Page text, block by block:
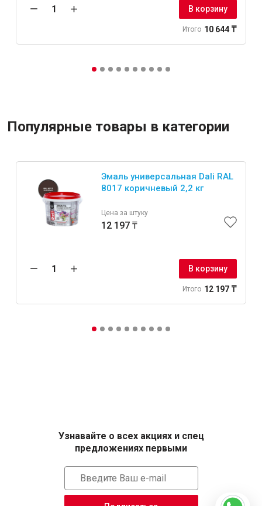
В корзину
Итого 10 644 ₸
Популярные товары в категории
Эмаль универсальная Dali RAL
8017 коричневый 2,2 кг
Цена за штуку
12 197 ₸
В корзину
Итого 12 197 ₸
Узнавайте о всех акциях и спец
предложениях первыми